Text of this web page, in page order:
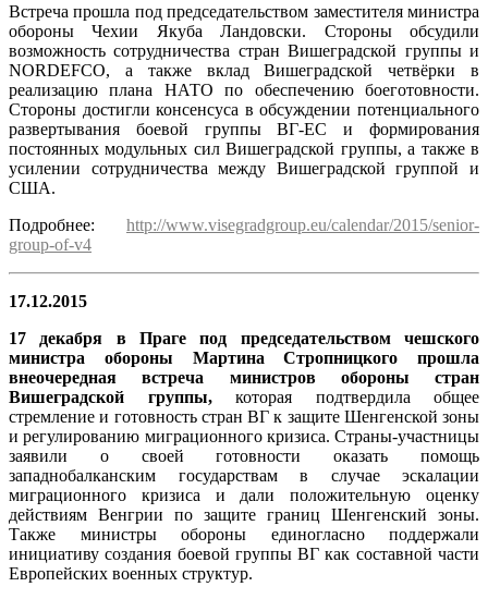
Встреча прошла под председательством заместителя министра
обороны Чехии Якуба Ландовски. Стороны обсудили
возможность сотрудничества стран Вишеградской группы и
NORDEFCO, а также вклад Вишеградской четвёрки в
реализацию плана НАТО по обеспечению боеготовности.
Стороны достигли консенсуса в обсуждении потенциального
развертывания боевой группы ВГ-ЕС и формирования
постоянных модульных сил Вишеградской группы, а также в
усилении сотрудничества между Вишеградской группой и
США.
Подробнее: http://www.visegradgroup.eu/calendar/2015/senior-
group-of-v4
17.12.2015
17 декабря в Праге под председательством чешского
министра обороны Мартина Стропницкого прошла
внеочередная встреча министров обороны стран
Вишеградской группы,которая подтвердила общее
стремление и готовность стран ВГ к защите Шенгенской зоны
и регулированию миграционного кризиса. Страны-участницы
заявили о своей готовности оказать помощь
западнобалканским государствам в случае эскалации
миграционного кризиса и дали положительную оценку
действиям Венгрии по защите границ Шенгенский зоны.
Также министры обороны единогласно поддержали
инициативу создания боевой группы ВГ как составной части
Европейских военных структур.